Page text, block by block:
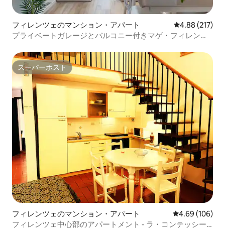
フィレンツェのマンション・アパート レビュー217
4.88 (217)
プライベートガレージとバルコニー付きマゲ・フィレンツ
スーパーホスト
スーパーホスト
フィレンツェのマンション・アパート レビュー106
4.69 (106)
フィレンツェ中心部のアパートメント - ラ・コンテッシー